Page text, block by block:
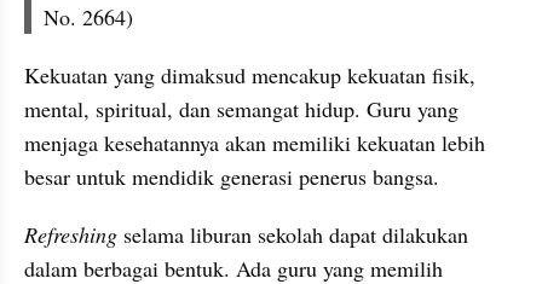
No. 2664)
Kekuatan yang dimaksud mencakup kekuatan fisik,
mental, spiritual, dan semangat hidup. Guru yang
menjaga kesehatannya akan memiliki kekuatan lebih
besar untuk mendidik generasi penerus bangsa.
Refreshing selama liburan sekolah dapat dilakukan
dalam berbagai bentuk. Ada guru yang memilih